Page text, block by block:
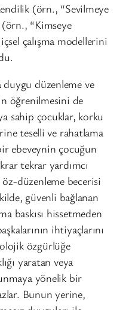
(örn., “Sevilmeye
“Kimseye
çalışma modellerini
duygu düzenleme ve
öğrenilmesini de
sahip çocuklar, korku
teselli ve rahatlama
ebeveynin çocuğun
tekrar yardımcı
düzenleme becerisi
güvenli bağlanan
baskısı hissetmeden
ihtiyaçlarını
özgürlüğe
yaratan veya
yönelik bir
Bunun yerine,